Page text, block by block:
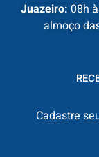
Juazeiro: 08h
almoço
Cadastre